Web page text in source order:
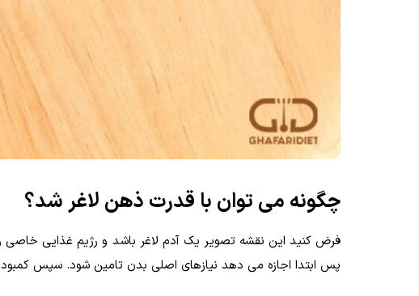
چگونه می توان با قدرت ذهن لاغر شد؟
فرض کنید این نقشه تصویر یک آدم لاغر باشد و رژیم غذایی خاصی
پس ابتدا اجازه می دهد نیازهای اصلی بدن تامین شود. سپس